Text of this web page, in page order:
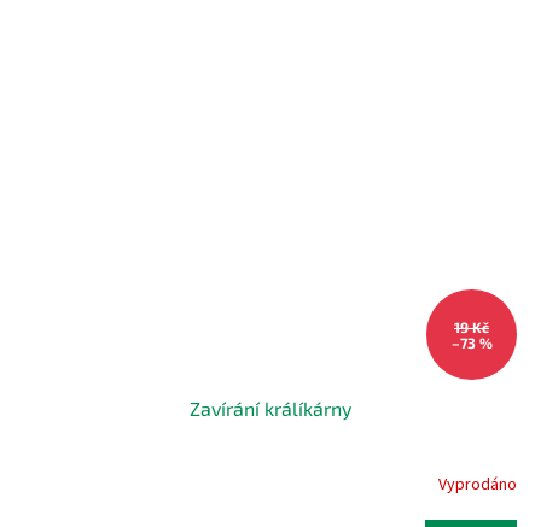
19 Kč
–73 %
Zavírání králíkárny
Vyprodáno